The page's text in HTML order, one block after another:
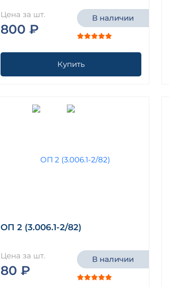
Цена за шт.
800 ₽
В наличии
Купить
ОП 2 (3.006.1-2/82)
Цена за шт.
80 ₽
В наличии